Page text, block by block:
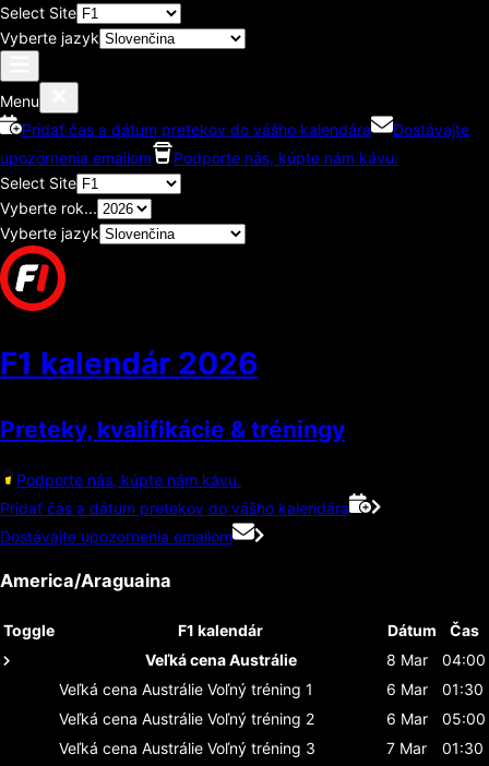
Select Site
Vyberte jazyk
Menu
Pridať čas a dátum pretekov do vášho kalendára
Dostávajte
upozornenia emailom
Podporte nás, kúpte nám kávu.
Select Site
Vyberte rok...
Vyberte jazyk
F1 kalendár 2026
Preteky, kvalifikácie & tréningy
Podporte nás, kúpte nám kávu.
Pridať čas a dátum pretekov do vášho kalendára
Dostávajte upozornenia emailom
America/Araguaina
Toggle F1 kalendár Dátum
Čas
Veľká cena Austrálie
8 Mar
04:00
Veľká cena Austrálie Voľný tréning 1 6 Mar
01:30
Veľká cena Austrálie Voľný tréning 2 6 Mar
05:00
Veľká cena Austrálie Voľný tréning 3 7 Mar
01:30